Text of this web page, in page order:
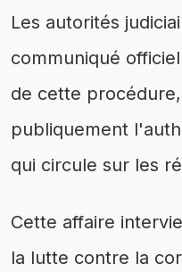
Les autorités
communiqué
de cette
publiquement
qui circule sur les
Cette affaire
la lutte contre la